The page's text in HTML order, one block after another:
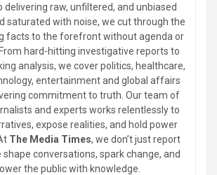
raw, unfiltered, and unbiased
saturated with noise, we cut through the
facts to the forefront without agenda or
hard-hitting investigative reports to
analysis, we cover politics, healthcare,
entertainment and global affairs
commitment to truth. Our team of
and experts works relentlessly to
expose realities, and hold power
The Media Times, we don’t just report
conversations, spark change, and
the public with knowledge.